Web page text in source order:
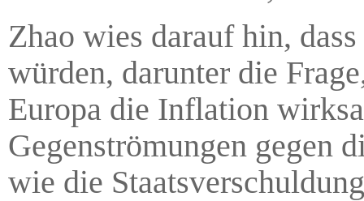
Zhao wies darauf hin,
würden, darunter die
Europa die Inflation
Gegenströmungen gegen
wie die